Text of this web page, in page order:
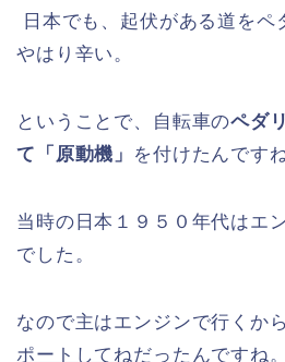
日本でも、起伏がある道をペ
やはり辛い。
ということで、自転車のペダ
て「原動機」
を付けたんですね
当時の日本１９５０年代はエ
でした。
なので主はエンジンで行くから
ポートしてねだったんですね